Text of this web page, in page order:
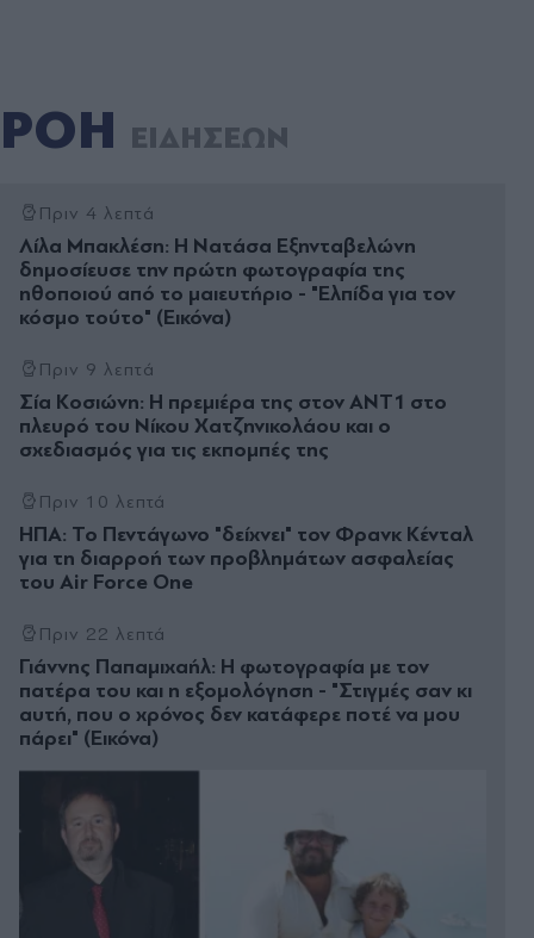
ΡΟΗ ΕΙΔΗΣΕΩΝ
Πριν 4 λεπτά
Λίλα Μπακλέση: Η Νατάσα Εξηνταβελώνη
δημοσίευσε την πρώτη φωτογραφία της
ηθοποιού από το μαιευτήριο - "Ελπίδα για τον
κόσμο τούτο" (Εικόνα)
Πριν 9 λεπτά
Σία Κοσιώνη: Η πρεμιέρα της στον ΑΝΤ1 στο
πλευρό του Νίκου Χατζηνικολάου και ο
σχεδιασμός για τις εκπομπές της
Πριν 10 λεπτά
ΗΠΑ: Το Πεντάγωνο "δείχνει" τον Φρανκ Κένταλ
για τη διαρροή των προβλημάτων ασφαλείας
του Air Force One
Πριν 22 λεπτά
Γιάννης Παπαμιχαήλ: Η φωτογραφία με τον
πατέρα του και η εξομολόγηση - "Στιγμές σαν κι
αυτή, που ο χρόνος δεν κατάφερε ποτέ να μου
πάρει" (Εικόνα)